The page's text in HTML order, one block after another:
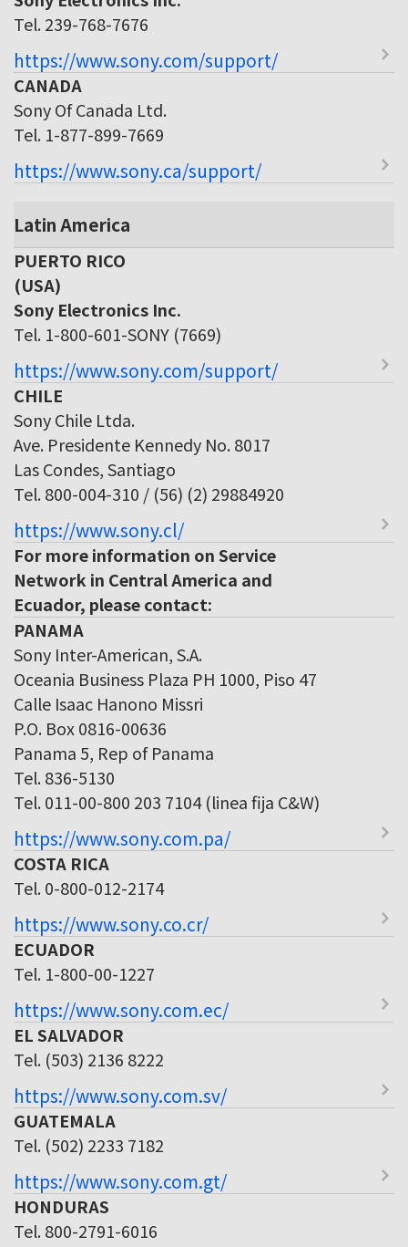
Tel. 239-768-7676
https://www.sony.com/support/
CANADA
Sony Of Canada Ltd.
Tel. 1-877-899-7669
https://www.sony.ca/support/
Latin America
PUERTO RICO
(USA)
Sony Electronics Inc.
Tel. 1-800-601-SONY (7669)
https://www.sony.com/support/
CHILE
Sony Chile Ltda.
Ave. Presidente Kennedy No. 8017
Las Condes, Santiago
Tel. 800-004-310 / (56) (2) 29884920
https://www.sony.cl/
For more information on Service
Network in Central America and
Ecuador, please contact:
PANAMA
Sony Inter-American, S.A.
Oceania Business Plaza PH 1000, Piso 47
Calle Isaac Hanono Missri
P.O. Box 0816-00636
Panama 5, Rep of Panama
Tel. 836-5130
Tel. 011-00-800 203 7104 (linea fija C&W)
https://www.sony.com.pa/
COSTA RICA
Tel. 0-800-012-2174
https://www.sony.co.cr/
ECUADOR
Tel. 1-800-00-1227
https://www.sony.com.ec/
EL SALVADOR
Tel. (503) 2136 8222
https://www.sony.com.sv/
GUATEMALA
Tel. (502) 2233 7182
https://www.sony.com.gt/
HONDURAS
Tel. 800-2791-6016